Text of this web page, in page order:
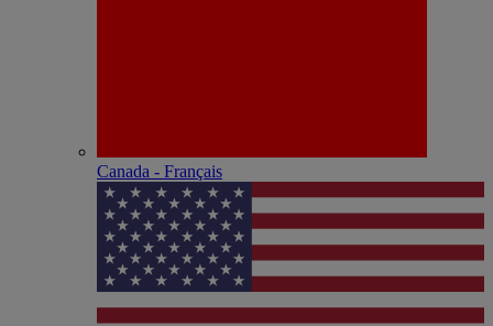
Canada - Français